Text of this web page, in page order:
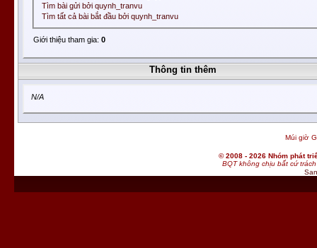
Tìm bài gửi bởi quynh_tranvu
Tìm tất cả bài bắt đầu bởi quynh_tranvu
Giới thiệu tham gia: 0
Thông tin thêm
N/A
Múi giờ
© 2008 - 2026 Nhóm phát
BQT không chịu bất cứ